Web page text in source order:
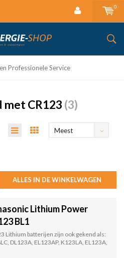
0
Professionele Service
CR123 (3)
Meest
ALLES IN DE WINKELWAGEN
Lithium Power
BL1
Lithium batterijen zijn ook gekend als:
DL123A, EL123AP, K123LA, EL123A,